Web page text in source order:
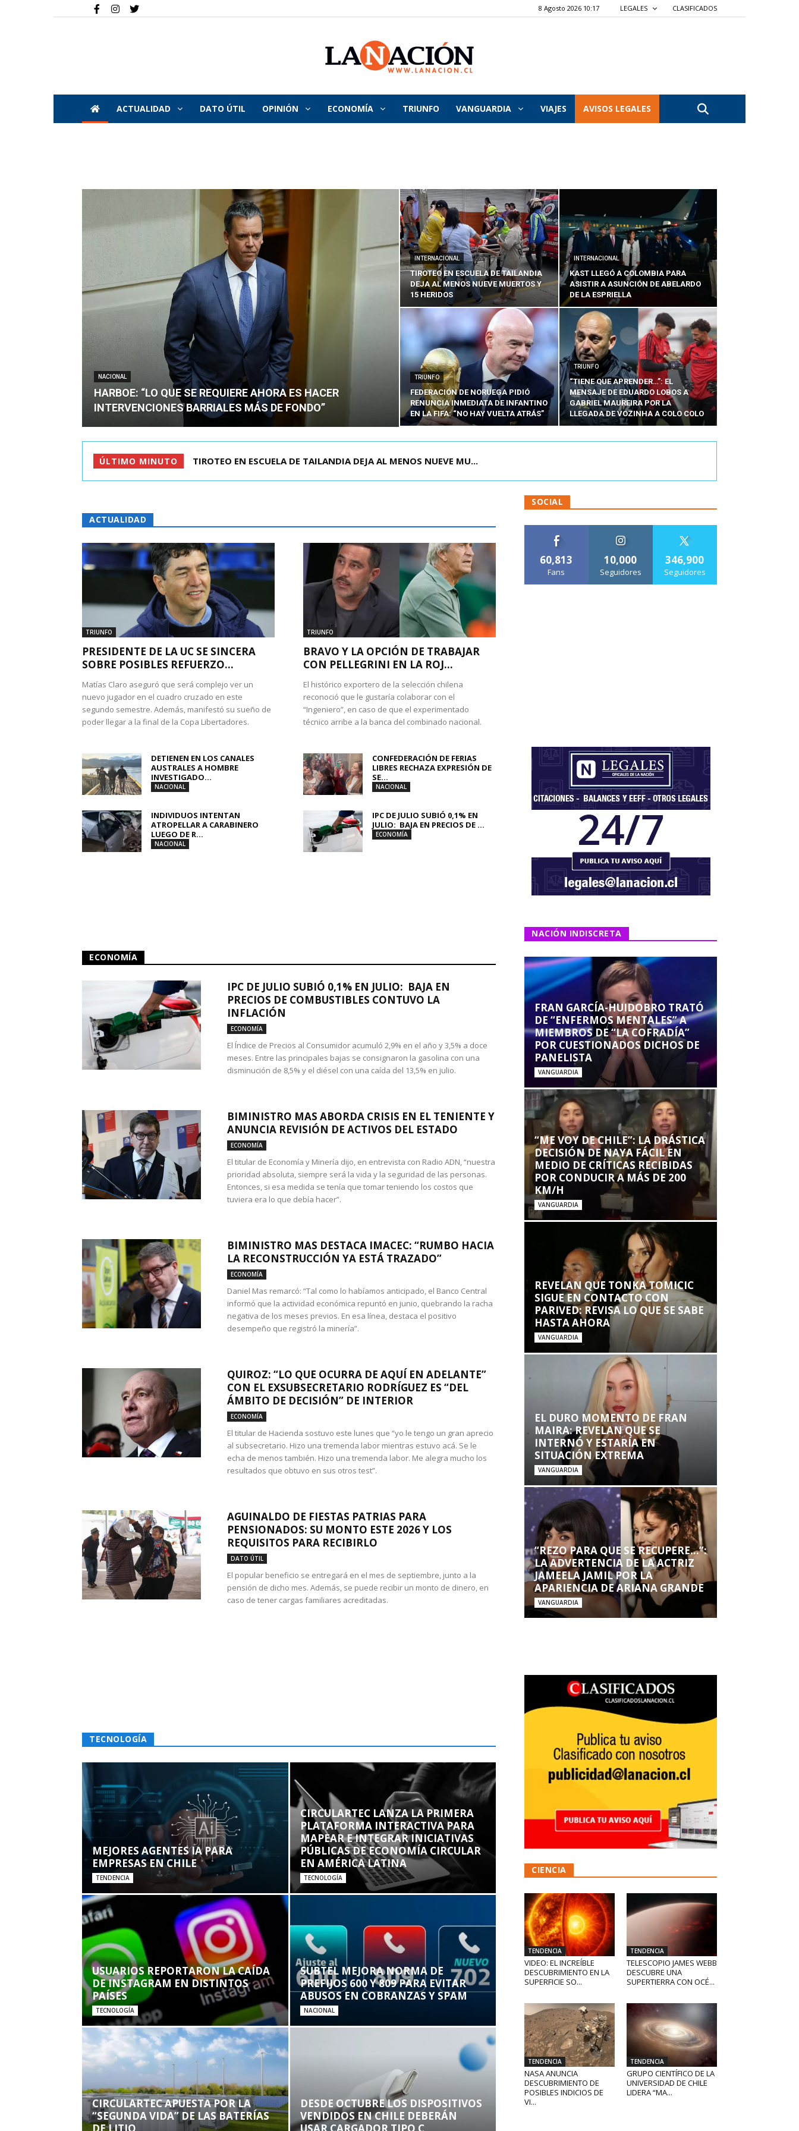
8 Agosto 2026 10:17 LEGALES CLASIFICADOS
La
Nación
ACTUALIDAD DATO ÚTIL OPINIÓN ECONOMÍA TRIUNFO VANGUARDIA VIAJES AVISOS LEGALES
NACIONAL
HARBOE: “LO QUE SE REQUIERE AHORA ES HACER
INTERVENCIONES BARRIALES MÁS DE FONDO”
INTERNACIONAL
TIROTEO EN ESCUELA DE TAILANDIA
DEJA AL MENOS NUEVE MUERTOS Y
15 HERIDOS
INTERNACIONAL
KAST LLEGÓ A COLOMBIA PARA
ASISTIR A ASUNCIÓN DE ABELARDO
DE LA ESPRIELLA
TRIUNFO
FEDERACIÓN DE NORUEGA PIDIÓ
RENUNCIA INMEDIATA DE INFANTINO
EN LA FIFA: “NO HAY VUELTA ATRÁS”
TRIUNFO
“TIENE QUE APRENDER…”: EL
MENSAJE DE EDUARDO LOBOS A
GABRIEL MAUREIRA POR LA
LLEGADA DE VOZINHA A COLO COLO
ÚLTIMO MINUTO KAST LLEGÓ A COLOMBIA PARA ASISTIR A ASUNCIÓN DE ABELA...
ACTUALIDAD
TRIUNFO
PRESIDENTE DE LA UC SE SINCERA
SOBRE POSIBLES REFUERZO...
Matías Claro aseguró que será complejo ver un
nuevo jugador en el cuadro cruzado en este
segundo semestre. Además, manifestó su sueño de
poder llegar a la final de la Copa Libertadores.
TRIUNFO
BRAVO Y LA OPCIÓN DE TRABAJAR
CON PELLEGRINI EN LA ROJ...
El histórico exportero de la selección chilena
reconoció que le gustaría colaborar con el
“Ingeniero”, en caso de que el experimentado
técnico arribe a la banca del combinado nacional.
DETIENEN EN LOS CANALES
AUSTRALES A HOMBRE
INVESTIGADO...
NACIONAL
CONFEDERACIÓN DE FERIAS
LIBRES RECHAZA EXPRESIÓN DE
SE...
NACIONAL
INDIVIDUOS INTENTAN
ATROPELLAR A CARABINERO
LUEGO DE R...
NACIONAL
IPC DE JULIO SUBIÓ 0,1% EN
JULIO: BAJA EN PRECIOS DE ...
ECONOMÍA
ECONOMÍA
IPC DE JULIO SUBIÓ 0,1% EN JULIO: BAJA EN
PRECIOS DE COMBUSTIBLES CONTUVO LA
INFLACIÓN
ECONOMÍA
El Índice de Precios al Consumidor acumuló 2,9% en el año y 3,5% a doce
meses. Entre las principales bajas se consignaron la gasolina con una
disminución de 8,5% y el diésel con una caída del 13,5% en julio.
BIMINISTRO MAS ABORDA CRISIS EN EL TENIENTE Y
ANUNCIA REVISIÓN DE ACTIVOS DEL ESTADO
ECONOMÍA
El titular de Economía y Minería dijo, en entrevista con Radio ADN, “nuestra
prioridad absoluta, siempre será la vida y la seguridad de las personas.
Entonces, si esa medida se tenía que tomar teniendo los costos que
tuviera era lo que debía hacer”.
BIMINISTRO MAS DESTACA IMACEC: “RUMBO HACIA
LA RECONSTRUCCIÓN YA ESTÁ TRAZADO”
ECONOMÍA
Daniel Mas remarcó: “Tal como lo habíamos anticipado, el Banco Central
informó que la actividad económica repuntó en junio, quebrando la racha
negativa de los meses previos. En esa línea, destaca el positivo
desempeño que registró la minería”.
QUIROZ: “LO QUE OCURRA DE AQUÍ EN ADELANTE”
CON EL EXSUBSECRETARIO RODRÍGUEZ ES “DEL
ÁMBITO DE DECISIÓN” DE INTERIOR
ECONOMÍA
El titular de Hacienda sostuvo este lunes que “yo le tengo un gran aprecio
al subsecretario. Hizo una tremenda labor mientras estuvo acá. Se le
echa de menos también. Hizo una tremenda labor. Me alegra mucho los
resultados que obtuvo en sus otros test”.
AGUINALDO DE FIESTAS PATRIAS PARA
PENSIONADOS: SU MONTO ESTE 2026 Y LOS
REQUISITOS PARA RECIBIRLO
DATO ÚTIL
El popular beneficio se entregará en el mes de septiembre, junto a la
pensión de dicho mes. Además, se puede recibir un monto de dinero, en
caso de tener cargas familiares acreditadas.
TECNOLOGÍA
MEJORES AGENTES IA PARA
EMPRESAS EN CHILE
TENDENCIA
CIRCULARTEC LANZA LA PRIMERA
PLATAFORMA INTERACTIVA PARA
MAPEAR E INTEGRAR INICIATIVAS
PÚBLICAS DE ECONOMÍA CIRCULAR
EN AMÉRICA LATINA
TECNOLOGÍA
USUARIOS REPORTARON LA CAÍDA
DE INSTAGRAM EN DISTINTOS
PAÍSES
TECNOLOGÍA
SUBTEL MEJORA NORMA DE
PREFIJOS 600 Y 809 PARA EVITAR
ABUSOS EN COBRANZAS Y SPAM
NACIONAL
CIRCULARTEC APUESTA POR LA
“SEGUNDA VIDA” DE LAS BATERÍAS
DESDE OCTUBRE LOS DISPOSITIVOS
VENDIDOS EN CHILE DEBERÁN
SOCIAL
60,813
Fans
10,000
Seguidores
346,900
Seguidores
NACIÓN INDISCRETA
FRAN GARCÍA-HUIDOBRO TRATÓ
DE “ENFERMOS MENTALES” A
MIEMBROS DE “LA COFRADÍA”
POR CUESTIONADOS DICHOS DE
PANELISTA
VANGUARDIA
“ME VOY DE CHILE”: LA DRÁSTICA
DECISIÓN DE NAYA FÁCIL EN
MEDIO DE CRÍTICAS RECIBIDAS
POR CONDUCIR A MÁS DE 200
KM/H
VANGUARDIA
REVELAN QUE TONKA TOMICIC
SIGUE EN CONTACTO CON
PARIVED: REVISA LO QUE SE SABE
HASTA AHORA
VANGUARDIA
EL DURO MOMENTO DE FRAN
MAIRA: REVELAN QUE SE
INTERNÓ Y ESTARÍA EN
SITUACIÓN EXTREMA
VANGUARDIA
“REZO PARA QUE SE RECUPERE…”:
LA ADVERTENCIA DE LA ACTRIZ
JAMEELA JAMIL POR LA
APARIENCIA DE ARIANA GRANDE
VANGUARDIA
CIENCIA
TENDENCIA
VIDEO: EL INCREÍBLE
DESCUBRIMIENTO EN LA
SUPERFICIE SO...
TENDENCIA
TELESCOPIO JAMES WEBB
DESCUBRE UNA
SUPERTIERRA CON OCÉ...
TENDENCIA
NASA ANUNCIA
DESCUBRIMIENTO DE
POSIBLES INDICIOS DE
VI...
TENDENCIA
GRUPO CIENTÍFICO DE LA
UNIVERSIDAD DE CHILE
LIDERA “MA...